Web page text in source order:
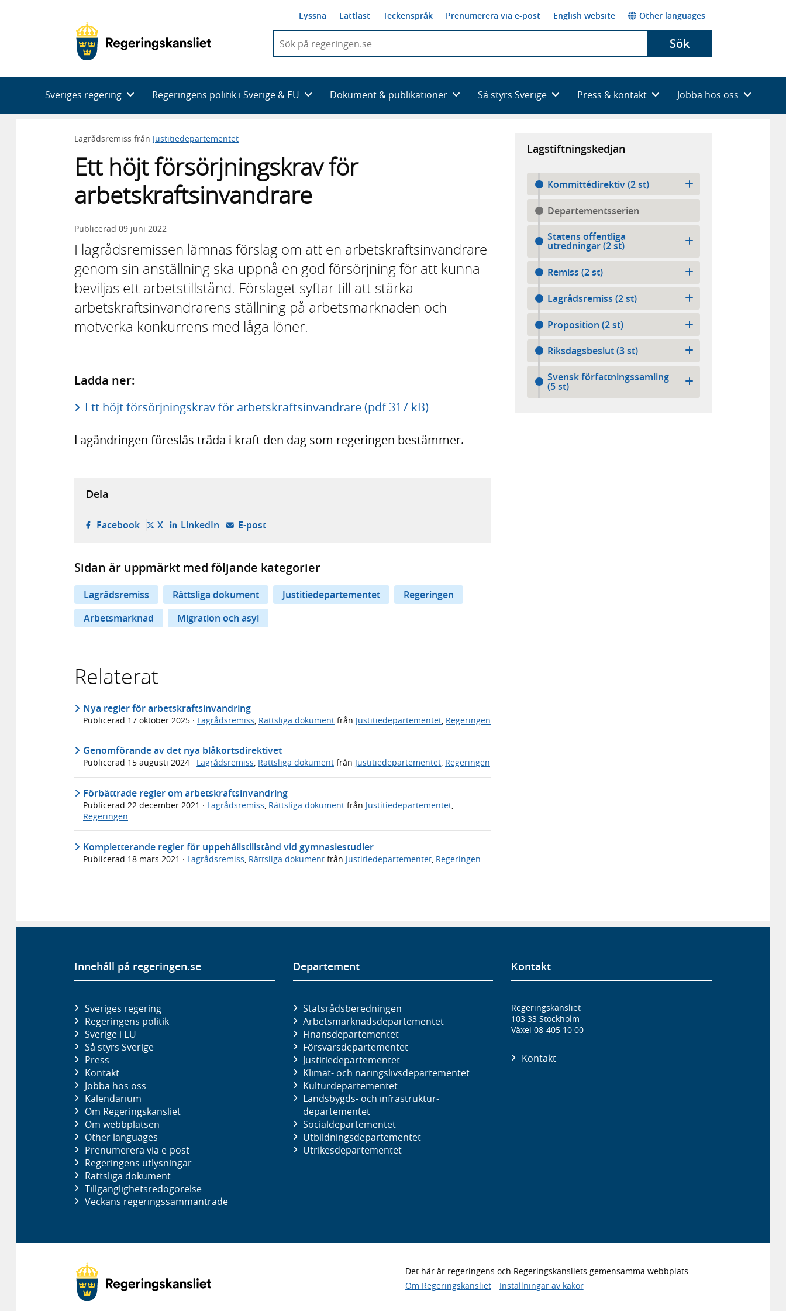
Lyssna Lättläst Teckenspråk Prenumerera via e-post English website Other languages
du
skriva
framträder
en
Sök
Sveriges regering Regeringens politik i Sverige & EU Dokument & publikationer Så styrs Sverige Press & kontakt Jobba hos oss
Lagrådsremiss från Justitiedepartementet
Ett höjt försörjningskrav för
arbetskraftsinvandrare
Publicerad 09 juni 2022
I lagrådsremissen lämnas förslag om att en arbetskraftsinvandrare
genom sin anställning ska uppnå en god försörjning för att kunna
beviljas ett arbetstillstånd. Förslaget syftar till att stärka
arbetskraftsinvandrarens ställning på arbetsmarknaden och
motverka konkurrens med låga löner.
Ladda ner:
Ett höjt försörjningskrav för arbetskraftsinvandrare (pdf 317 kB)
Lagändringen föreslås träda i kraft den dag som regeringen bestämmer.
Lagstiftningskedjan
Kommittédirektiv (2 st)
Departementsserien
Statens offentliga
utredningar (2 st)
Remiss (2 st)
Lagrådsremiss (2 st)
Proposition (2 st)
Riksdagsbeslut (3 st)
Svensk författningssamling
(5 st)
Dela
Facebook- öppnas i ny flik, extern webbplats,
X- öppnas i ny flik, extern webbplats,
LinkedIn- öppnas i ny flik, extern webbplats,
E-post- öppnar din e-postklient,
Sidan är uppmärkt med följande kategorier
Lagrådsremiss Rättsliga dokument Justitiedepartementet
Regeringen
Arbetsmarknad
Migration och asyl
Relaterat
Nya regler för arbetskraftsinvandring
Publicerad 17 oktober 2025 · Lagrådsremiss Rättsliga dokument från Justitiedepartementet Regeringen
Genomförande av det nya blåkortsdirektivet
Publicerad 15 augusti 2024 · Lagrådsremiss, Rättsliga dokument från Justitiedepartementet, Regeringen
Förbättrade regler om arbetskraftsinvandring
Publicerad 22 december 2021 · Lagrådsremiss, Rättsliga dokument från Justitiedepartementet,
Regeringen
Kompletterande regler för uppehållstillstånd vid gymnasiestudier
Publicerad 18 mars 2021 · Lagrådsremiss Rättsliga dokument från Justitiedepartementet Regeringen
Innehåll på regeringen.se
Sveriges regering
Regeringens politik
Sverige i EU
Så styrs Sverige
Press
Kontakt
Jobba hos oss
Kalendarium
Om Regeringskansliet
Om webbplatsen
Other languages
Prenumerera via e-post
Regeringens utlysningar
Rättsliga dokument
Tillgänglighetsredogörelse
Veckans regeringssammanträde
Departement
Statsrådsberedningen
Arbetsmarknads­departementet
Finans­departementet
Försvars­departementet
Justitie­departementet
Klimat- och näringslivs­departementet
Kultur­departementet
Landsbygds- och infrastruktur­
departementet
Social­departementet
Utbildnings­departementet
Utrikes­departementet
Kontakt
Regeringskansliet
103 33 Stockholm
Växel 08-405 10 00
Kontakt
Det här är regeringens och Regeringskansliets gemensamma webbplats.
Om Regeringskansliet
Inställningar av kakor